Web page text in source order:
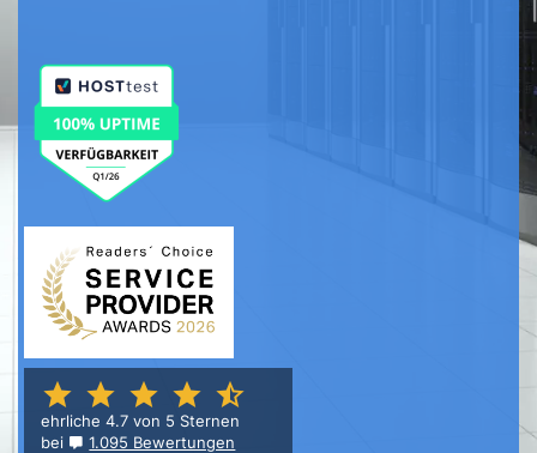
ehrliche 4.7 von 5 Sternen
bei
1.095 Bewertungen